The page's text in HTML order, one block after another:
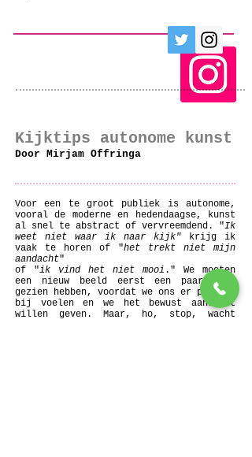
Kijktips autonome kunst
Door Mirjam Offringa
Voor een te groot publiek is autonome,
vooral de moderne en hedendaagse, kunst
al snel te abstract of vervreemdend. "Ik
weet niet waar ik naar kijk" krijg ik
vaak te horen of "het trekt niet mijn
aandacht"
of "ik vind het niet mooi ." We moeten
een nieuw beeld eerst een paar keer
gezien hebben, voordat we ons er prettig
bij voelen en we het bewust aandacht
willen geven. Maar, ho, stop, wacht